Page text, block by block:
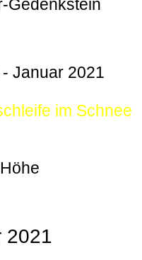
Gedenkstein
Januar 2021
im Schnee
2021